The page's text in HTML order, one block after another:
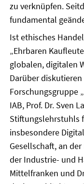
zu verknüpfen.
fundamental
Ist ethisches
„Ehrbaren
globalen, digitalen
Darüber
Forschungsgruppe
IAB, Prof. Dr. Sven
Stiftungslehrstuhls
insbesondere
Gesellschaft, an
der Industrie- und
Mittelfranken und